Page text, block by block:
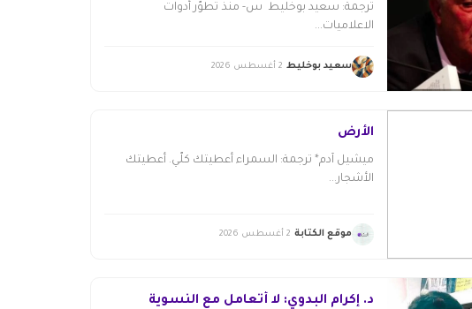
ترجمة: سعيد بوخليط س- منذ تطوّر أدوات
الاعلاميات...
سعيد بوخليط 2 أغسطس 2026
الأرض
ميشيل آدم* ترجمة: السمراء أعطيتك كلّي. أعطيتك
الأشجار...
موقع الكتابة 2 أغسطس 2026
د. إكرام البدوي: لا أتعامل مع النسوية